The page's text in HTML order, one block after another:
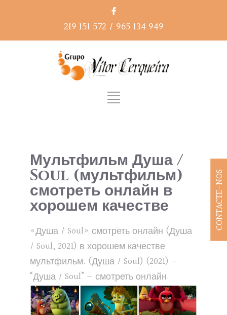
219 151 572 / 965 134 949
Мультфильм Душа /
Soul (мультфильм)
смотреть онлайн в
хорошем качестве
«Душа / Soul» смотреть онлайн (Душа
/ Soul, 2021) в хорошем качестве
мультфильм. (Душа / Soul) (2021) —
“Душа / Soul” — смотреть онлайн.
CONTACTE-NOS